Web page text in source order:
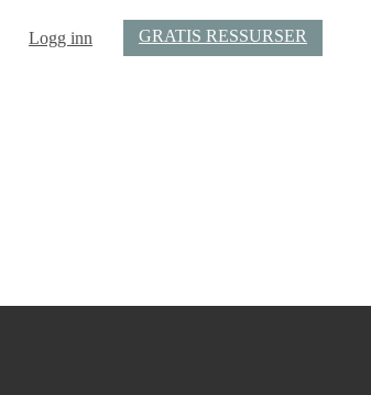
Logg inn GRATIS RESSURSER